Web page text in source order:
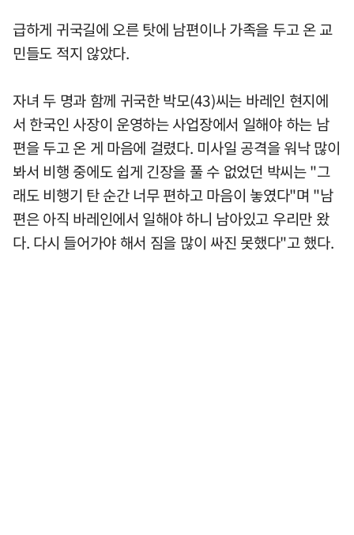
급하게 귀국길에 오른 탓에 남편이나 가족을 두고 온 교
민들도 적지 않았다.
자녀 두 명과 함께 귀국한 박모(43)씨는 바레인 현지에
서 한국인 사장이 운영하는 사업장에서 일해야 하는 남
편을 두고 온 게 마음에 걸렸다. 미사일 공격을 워낙 많이
봐서 비행 중에도 쉽게 긴장을 풀 수 없었던 박씨는 "그
래도 비행기 탄 순간 너무 편하고 마음이 놓였다"며 "남
편은 아직 바레인에서 일해야 하니 남아있고 우리만 왔
다. 다시 들어가야 해서 짐을 많이 싸진 못했다"고 했다.